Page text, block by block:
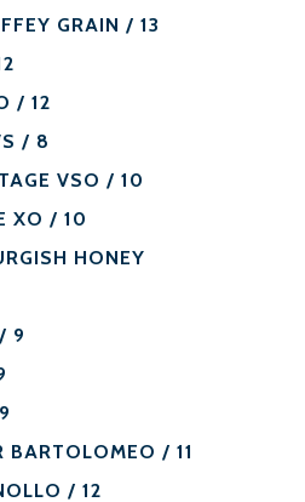
GRAIN / 13
/ 12
/ 8
VSO / 10
XO / 10
HONEY
9
BARTOLOMEO / 11
/ 12